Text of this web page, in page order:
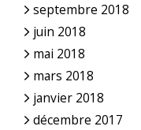
septembre 2018
juin 2018
mai 2018
mars 2018
janvier 2018
décembre 2017